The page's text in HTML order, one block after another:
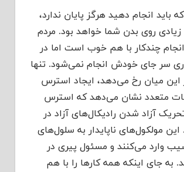
باید انجام دهید هرگز پایان ندارد،
روی بدن شما خواهد بود. مردم
چندکار با هم خوب است اما در
سر جای خودش انجام نمی‌شود. تنها
این میان رخ می‌دهد، ایجاد استرس
متعدد نشان می‌دهد که استرس
آزاد شدن رادیکال‌های آزاد در
مولکول‌های ناپایدار به سلول‌های
وارد می‌کنند و مسئول پیری در
به جای اینکه همه کارها را با هم